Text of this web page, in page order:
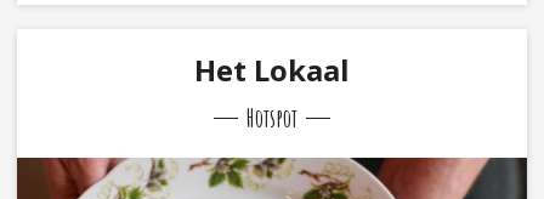
Het Lokaal
Hotspot